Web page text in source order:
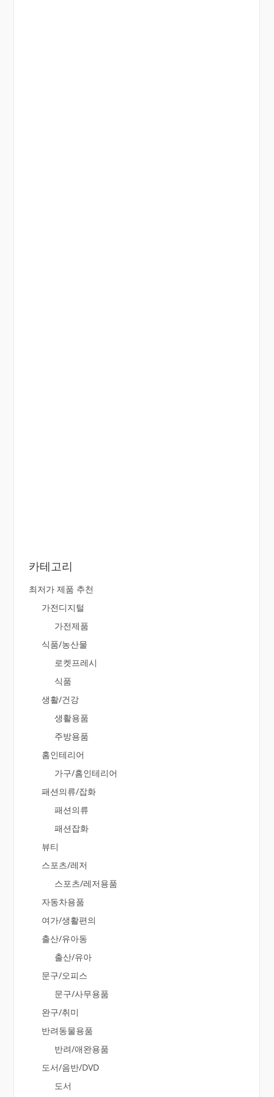
카테고리
최저가 제품 추천
가전디지털
가전제품
식품/농산물
로켓프레시
식품
생활/건강
생활용품
주방용품
홈인테리어
가구/홈인테리어
패션의류/잡화
패션의류
패션잡화
뷰티
스포츠/레저
스포츠/레저용품
자동차용품
여가/생활편의
출산/유아동
출산/유아
문구/오피스
문구/사무용품
완구/취미
반려동물용품
반려/애완용품
도서/음반/DVD
도서